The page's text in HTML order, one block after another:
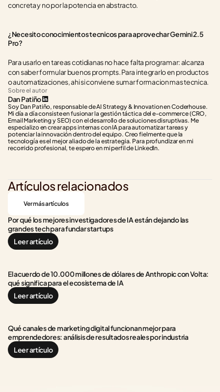
concreta y no por la potencia en abstracto.
¿Necesito conocimientos tecnicos para aprovechar Gemini 2.5
Pro?
Para usarlo en tareas cotidianas no hace falta programar: alcanza
con saber formular buenos prompts. Para integrarlo en productos
o automatizaciones, ahi si conviene sumar formacion mas tecnica.
Sobre el autor
Dan Patiño
Soy Dan Patiño, responsable de AI Strategy & Innovation en Coderhouse.
Mi día a día consiste en fusionar la gestión táctica del e-commerce (CRO,
Email Marketing y SEO) con el desarrollo de soluciones disruptivas. Me
especializo en crear apps internas con IA para automatizar tareas y
potenciar la innovación dentro del equipo. Creo fielmente que la
tecnología es el mejor aliado de la estrategia. Para profundizar en mi
recorrido profesional, te espero en mi perfil de LinkedIn.
Artículos relacionados
Ver más artículos
Por qué los mejores investigadores de IA están dejando las
grandes tech para fundar startups
Leer artículo
El acuerdo de 10.000 millones de dólares de Anthropic con Volta:
qué significa para el ecosistema de IA
Leer artículo
Qué canales de marketing digital funcionan mejor para
emprendedores: análisis de resultados reales por industria
Leer artículo